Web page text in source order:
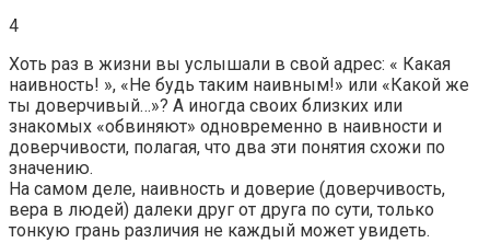
4
Хоть раз в жизни вы услышали в свой адрес: « Какая
наивность! », «Не будь таким наивным!» или «Какой же
ты доверчивый…»? А иногда своих близких или
знакомых «обвиняют» одновременно в наивности и
доверчивости, полагая, что два эти понятия схожи по
значению.
На самом деле, наивность и доверие (доверчивость,
вера в людей) далеки друг от друга по сути, только
тонкую грань различия не каждый может увидеть.